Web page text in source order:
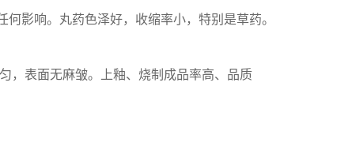
影响。丸药色泽好，收缩率小，特别是草药。
表面无麻皱。上釉、烧制成品率高、品质